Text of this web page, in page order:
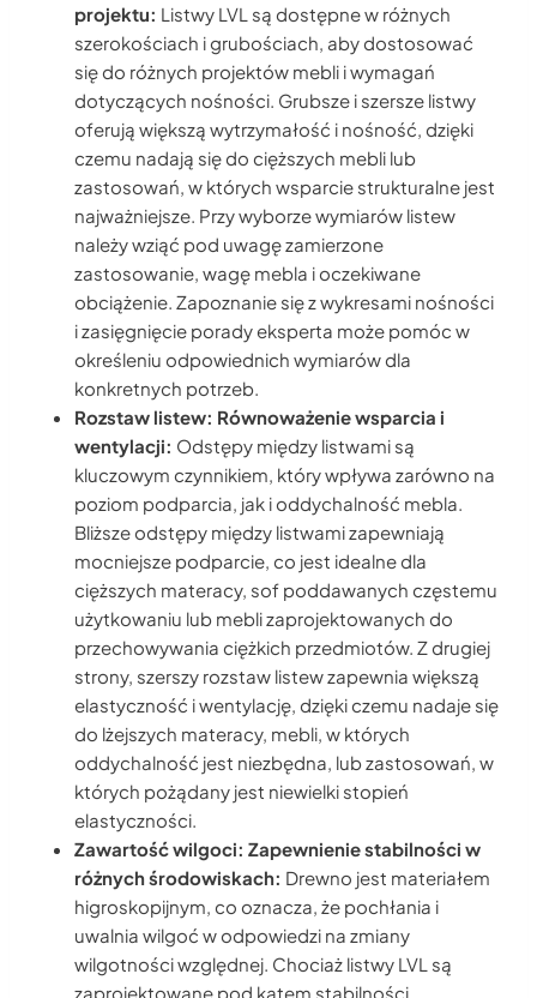
projektu: Listwy LVL są dostępne w różnych
szerokościach i grubościach, aby dostosować
się do różnych projektów mebli i wymagań
dotyczących nośności. Grubsze i szersze listwy
oferują większą wytrzymałość i nośność, dzięki
czemu nadają się do cięższych mebli lub
zastosowań, w których wsparcie strukturalne jest
najważniejsze. Przy wyborze wymiarów listew
należy wziąć pod uwagę zamierzone
zastosowanie, wagę mebla i oczekiwane
obciążenie. Zapoznanie się z wykresami nośności
i zasięgnięcie porady eksperta może pomóc w
określeniu odpowiednich wymiarów dla
konkretnych potrzeb.
Rozstaw listew: Równoważenie wsparcia i
wentylacji: Odstępy między listwami są
kluczowym czynnikiem, który wpływa zarówno na
poziom podparcia, jak i oddychalność mebla.
Bliższe odstępy między listwami zapewniają
mocniejsze podparcie, co jest idealne dla
cięższych materacy, sof poddawanych częstemu
użytkowaniu lub mebli zaprojektowanych do
przechowywania ciężkich przedmiotów. Z drugiej
strony, szerszy rozstaw listew zapewnia większą
elastyczność i wentylację, dzięki czemu nadaje się
do lżejszych materacy, mebli, w których
oddychalność jest niezbędna, lub zastosowań, w
których pożądany jest niewielki stopień
elastyczności.
Zawartość wilgoci: Zapewnienie stabilności w
różnych środowiskach: Drewno jest materiałem
higroskopijnym, co oznacza, że pochłania i
uwalnia wilgoć w odpowiedzi na zmiany
wilgotności względnej. Chociaż listwy LVL są
zaprojektowane pod kątem stabilności